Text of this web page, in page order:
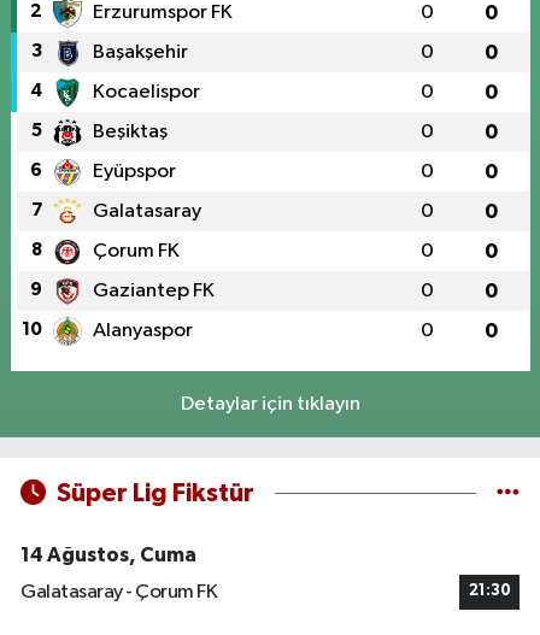
2 Erzurumspor FK 0 0
3 Başakşehir 0 0
4 Kocaelispor 0 0
5 Beşiktaş 0 0
6 Eyüpspor 0 0
7 Galatasaray 0 0
8 Çorum FK 0 0
9 Gaziantep FK 0 0
10 Alanyaspor 0 0
Detaylar için tıklayın
Süper Lig Fikstür
14 Ağustos, Cuma
Galatasaray - Çorum FK
21:30